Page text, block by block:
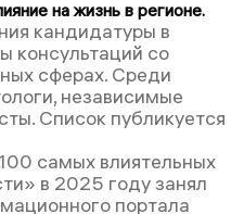
на жизнь в регионе.
кандидатуры в
консультаций со
сферах. Среди
независимые
Список публикуется
самых влиятельных
в 2025 году занял
портала